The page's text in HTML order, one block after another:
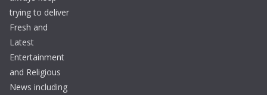
trying to deliver
Fresh and
Latest
Entertainment
and Religious
News including